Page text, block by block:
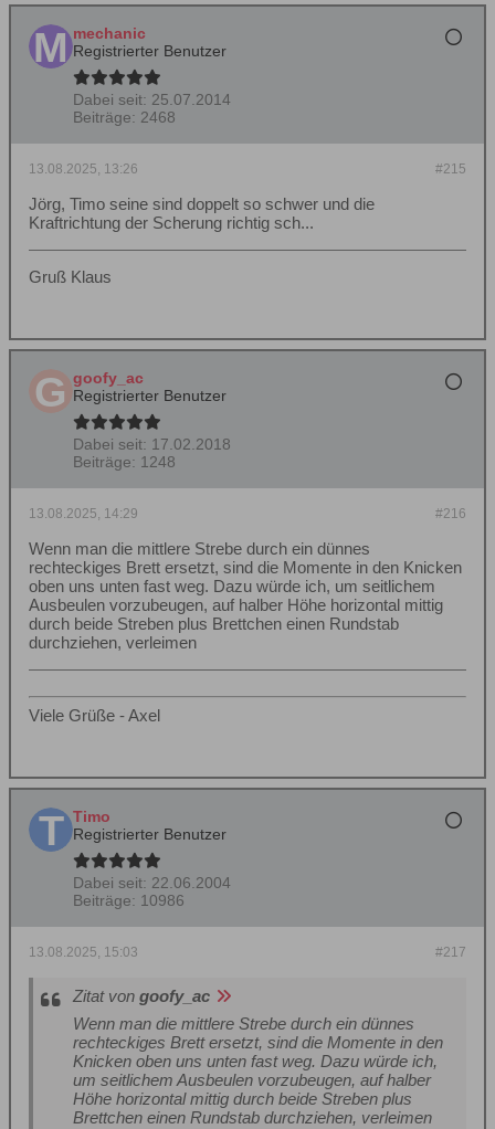
mechanic
Registrierter Benutzer
Dabei seit: 25.07.2014
Beiträge: 2468
#215
13.08.2025, 13:26
Jörg, Timo seine sind doppelt so schwer und die
Kraftrichtung der Scherung richtig sch...
Gruß Klaus
goofy_ac
Registrierter Benutzer
Dabei seit: 17.02.2018
Beiträge: 1248
#216
13.08.2025, 14:29
Wenn man die mittlere Strebe durch ein dünnes
rechteckiges Brett ersetzt, sind die Momente in den Knicken
oben uns unten fast weg. Dazu würde ich, um seitlichem
Ausbeulen vorzubeugen, auf halber Höhe horizontal mittig
durch beide Streben plus Brettchen einen Rundstab
durchziehen, verleimen
Viele Grüße - Axel
Timo
Registrierter Benutzer
Dabei seit: 22.06.2004
Beiträge: 10986
#217
13.08.2025, 15:03
Zitat von goofy_ac
Wenn man die mittlere Strebe durch ein dünnes
rechteckiges Brett ersetzt, sind die Momente in den
Knicken oben uns unten fast weg. Dazu würde ich,
um seitlichem Ausbeulen vorzubeugen, auf halber
Höhe horizontal mittig durch beide Streben plus
Brettchen einen Rundstab durchziehen, verleimen